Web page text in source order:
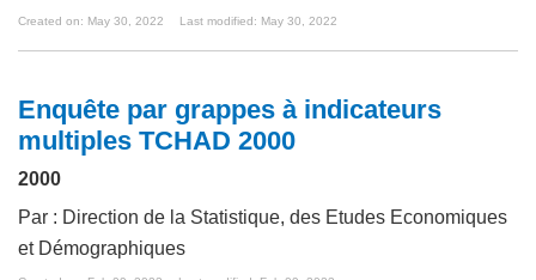
Created on: May 30, 2022 Last modified: May 30, 2022
Enquête par grappes à indicateurs
multiples TCHAD 2000
2000
Par : Direction de la Statistique, des Etudes Economiques
et Démographiques